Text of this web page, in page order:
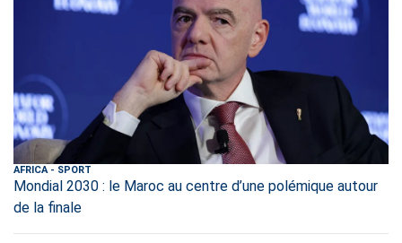
AFRICA- SPORT
Mondial 2030 : le Maroc au centre d’une polémique autour
de la finale